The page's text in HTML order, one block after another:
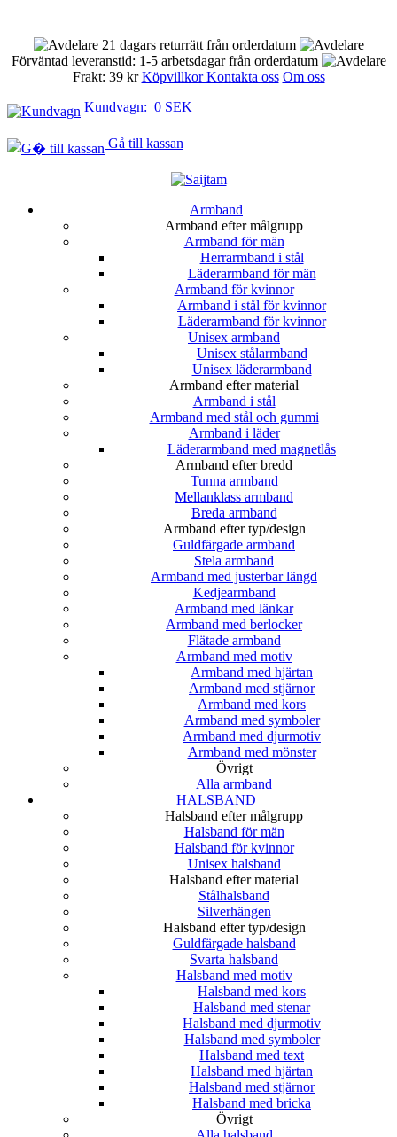
21 dagars returrätt från orderdatum
Förväntad leveranstid: 1-5 arbetsdagar från orderdatum
Frakt: 39 krKöpvillkorKontakta oss Om oss
Kundvagn: 0 SEK
Gå till kassan
Armband
Armband efter målgrupp
Armband för män
Herrarmband i stål
Läderarmband för män
Armband för kvinnor
Armband i stål för kvinnor
Läderarmband för kvinnor
Unisex armband
Unisex stålarmband
Unisex läderarmband
Armband efter material
Armband i stål
Armband med stål och gummi
Armband i läder
Läderarmband med magnetlås
Armband efter bredd
Tunna armband
Mellanklass armband
Breda armband
Armband efter typ/design
Guldfärgade armband
Stela armband
Armband med justerbar längd
Kedjearmband
Armband med länkar
Armband med berlocker
Flätade armband
Armband med motiv
Armband med hjärtan
Armband med stjärnor
Armband med kors
Armband med symboler
Armband med djurmotiv
Armband med mönster
Övrigt
Alla armband
HALSBAND
Halsband efter målgrupp
Halsband för män
Halsband för kvinnor
Unisex halsband
Halsband efter material
Stålhalsband
Silverhängen
Halsband efter typ/design
Guldfärgade halsband
Svarta halsband
Halsband med motiv
Halsband med kors
Halsband med stenar
Halsband med djurmotiv
Halsband med symboler
Halsband med text
Halsband med hjärtan
Halsband med stjärnor
Halsband med bricka
Övrigt